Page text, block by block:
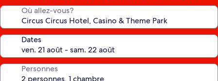
Où allez-vous?
Dates
Personnes